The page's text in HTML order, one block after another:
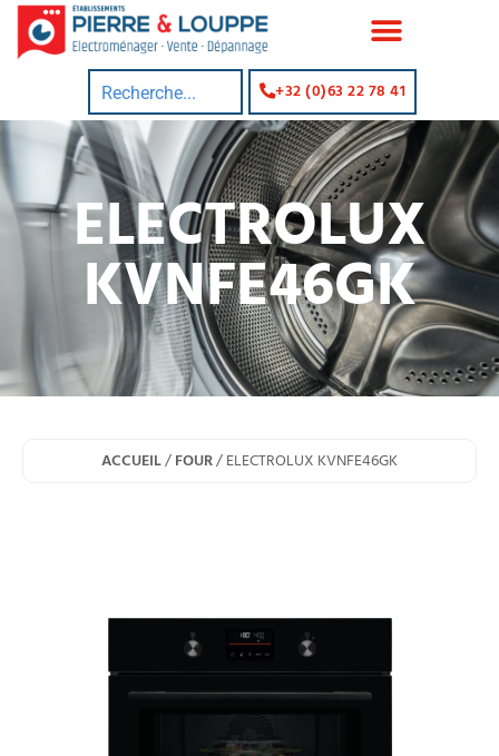
+32 (0)63 22 78 41
ELECTROLUX
KVNFE46GK
ACCUEIL/FOUR/ ELECTROLUX KVNFE46GK